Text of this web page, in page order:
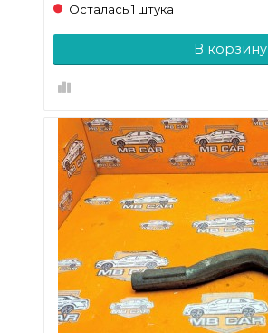
Осталась 1 штука
В корзину